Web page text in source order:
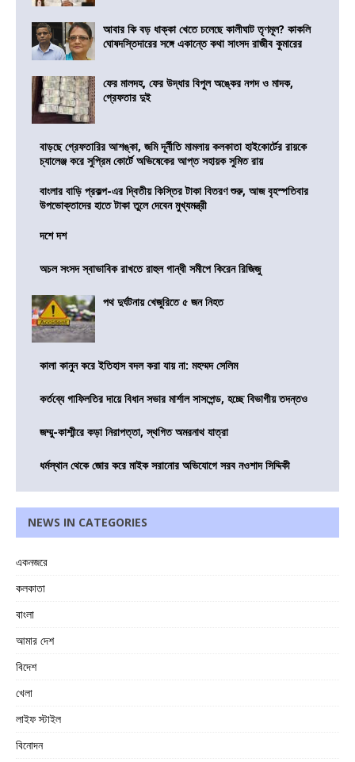
আবার কি বড় ধাক্কা খেতে চলেছে কালীঘাট তৃণমূল? কাকলি
ঘোষদস্তিদারের সঙ্গে একান্তে কথা সাংসদ রাজীব কুমারের
ফের মালদহ, ফের উদ্ধার বিপুল অঙ্কের নগদ ও মাদক,
গ্রেফতার দুই
বাড়ছে গ্রেফতারির আশঙ্কা, জমি দূর্নীতি মামলায় কলকাতা হাইকোর্টের রায়কে
চ্যালেঞ্জ করে সুপ্রিম কোর্টে অভিষেকের আপ্ত সহায়ক সুমিত রায়
বাংলার বাড়ি প্রকল্প-এর দ্বিতীয় কিস্তির টাকা বিতরণ শুরু, আজ বৃহস্পতিবার
উপভোক্তাদের হাতে টাকা তুলে দেবেন মুখ্যমন্ত্রী
দশে দশ
অচল সংসদ স্বাভাবিক রাখতে রাহুল গান্ধী সমীপে কিরেন রিজিজু
পথ দুর্ঘটনায় খেজুরিতে ৫ জন নিহত
কালা কানুন করে ইতিহাস বদল করা যায় না: মহম্মদ সেলিম
কর্তব্যে গাফিলতির দায়ে বিধান সভার মার্শাল সাসপেন্ড, হচ্ছে বিভাগীয় তদন্তও
জম্মু-কাশ্মীরে কড়া নিরাপত্তা, স্থগিত অমরনাথ যাত্রা
ধর্মস্থান থেকে জোর করে মাইক সরানোর অভিযোগে সরব নওশাদ সিদ্দিকী
NEWS IN CATEGORIES
একনজরে
কলকাতা
বাংলা
আমার দেশ
বিদেশ
খেলা
লাইফ স্টাইল
বিনোদন